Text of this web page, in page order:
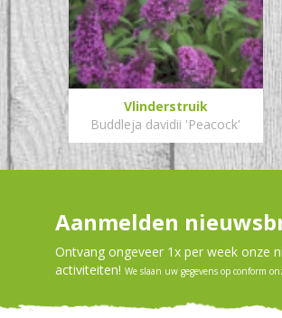
Vlinderstruik
Buddleja davidii 'Peacock'
Aanmelden
Ontvang ongeveer 1x per week onze
activiteiten! We slaan uw gegevens op conform